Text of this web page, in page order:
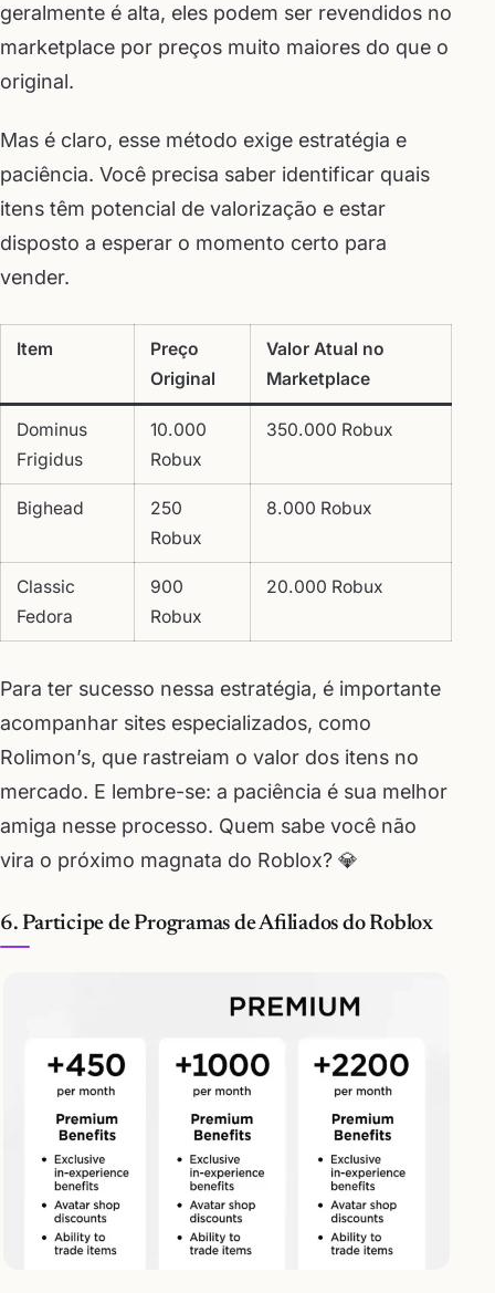
geralmente é alta, eles podem ser revendidos no
marketplace por preços muito maiores do que o
original.
Mas é claro, esse método exige estratégia e
paciência. Você precisa saber identificar quais
itens têm potencial de valorização e estar
disposto a esperar o momento certo para
vender.
Item
Preço
Original
Valor Atual no
Marketplace
Dominus
Frigidus
10.000
Robux
350.000 Robux
Bighead
250
Robux
8.000 Robux
Classic
Fedora
900
Robux
20.000 Robux
Para ter sucesso nessa estratégia, é importante
acompanhar sites especializados, como
Rolimon’s, que rastreiam o valor dos itens no
mercado. E lembre-se: a paciência é sua melhor
amiga nesse processo. Quem sabe você não
vira o próximo magnata do Roblox? 💎
6. Participe de Programas de Afiliados do Roblox